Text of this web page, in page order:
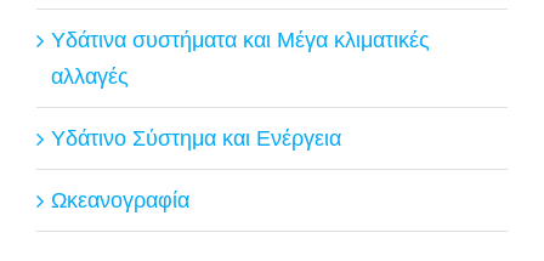
Υδάτινα συστήματα και Μέγα κλιματικές
αλλαγές
Υδάτινο Σύστημα και Ενέργεια
Ωκεανογραφία